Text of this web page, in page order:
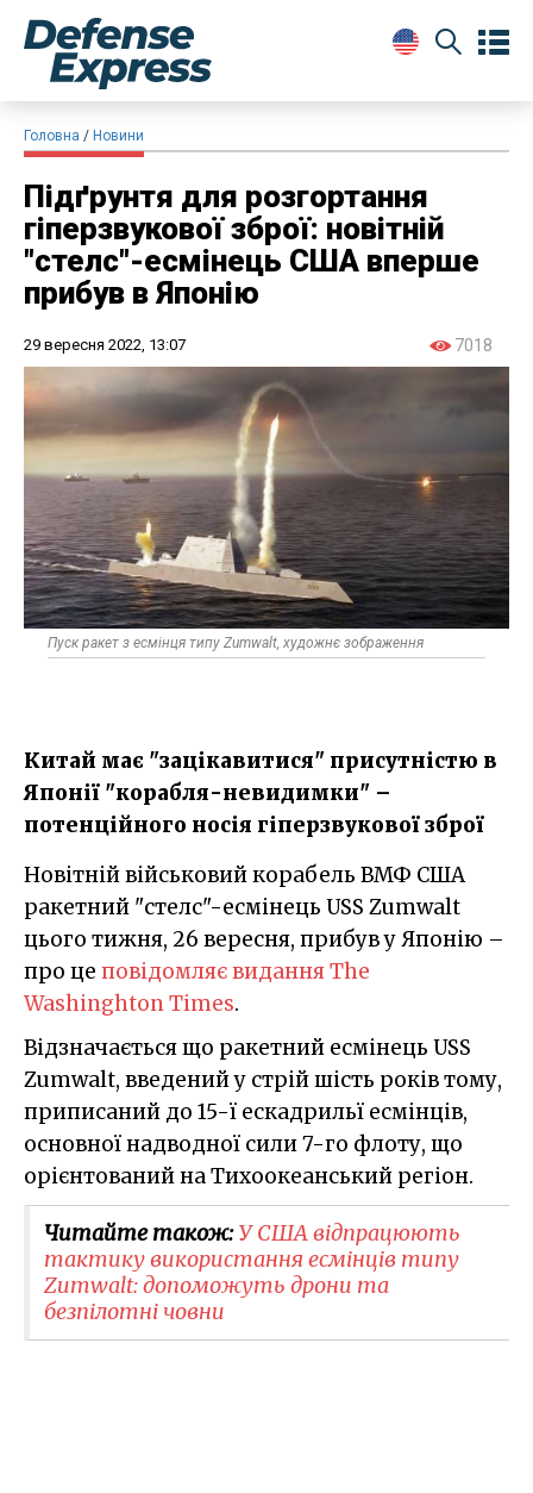
Головна Новини
Підґрунтя для розгортання
гіперзвукової зброї: новітній
"стелс"-есмінець США вперше
прибув в Японію
29 вересня 2022, 13:07 7018
Пуск ракет з есмінця типу Zumwalt, художнє зображення
Китай має "зацікавитися" присутністю в
Японії "корабля-невидимки" –
потенційного носія гіперзвукової зброї
Новітній військовий корабель ВМФ США
ракетний "стелс"-есмінець USS Zumwalt
цього тижня, 26 вересня, прибув у Японію –
про це повідомляє видання The
Washinghton Times.
Відзначається що ракетний есмінець USS
Zumwalt, введений у стрій шість років тому,
приписаний до 15-ї ескадрильї есмінців,
основної надводної сили 7-го флоту, що
орієнтований на Тихоокеанський регіон.
Читайте також:У США відпрацюють
тактику використання есмінців типу
Zumwalt: допоможуть дрони та
безпілотні човни